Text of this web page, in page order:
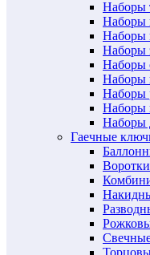
Наборы
Наборы
Наборы
Наборы
Наборы
Наборы
Наборы
Наборы
Наборы
Гаечные
Воротки